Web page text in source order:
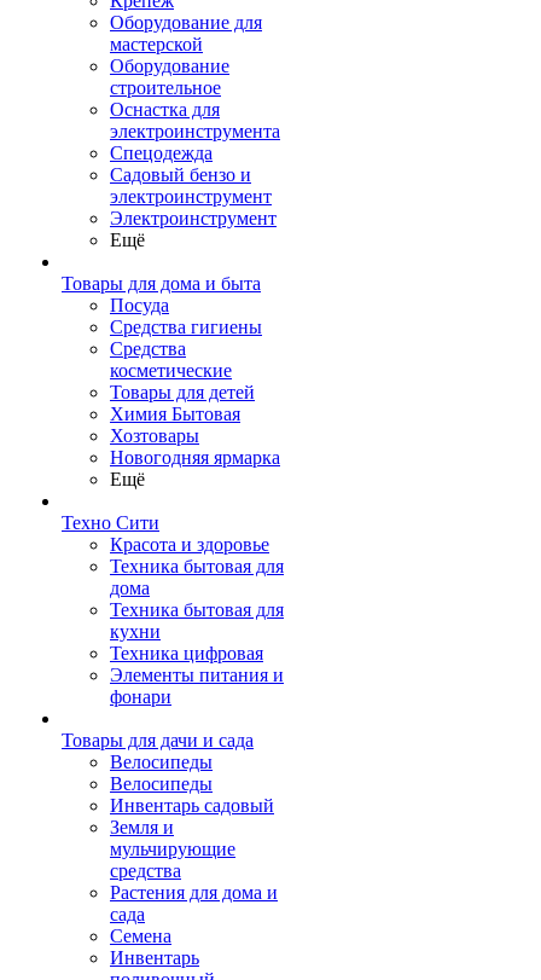
Оборудование для
мастерской
Оборудование
строительное
Оснастка для
электроинструмента
Спецодежда
Садовый бензо и
электроинструмент
Электроинструмент
Ещё
Товары для дома и быта
Посуда
Средства гигиены
Средства
косметические
Товары для детей
Химия Бытовая
Хозтовары
Новогодняя ярмарка
Ещё
Техно Сити
Красота и здоровье
Техника бытовая для
дома
Техника бытовая для
кухни
Техника цифровая
Элементы питания и
фонари
Товары для дачи и сада
Велосипеды
Велосипеды
Инвентарь садовый
Земля и
мульчирующие
средства
Растения для дома и
сада
Семена
Инвентарь